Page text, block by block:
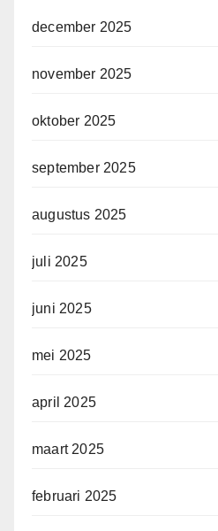
december 2025
november 2025
oktober 2025
september 2025
augustus 2025
juli 2025
juni 2025
mei 2025
april 2025
maart 2025
februari 2025